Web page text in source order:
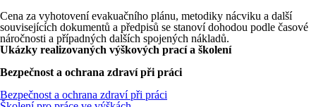
Cena za vyhotovení evakuačního plánu, metodiky nácviku a další
souvisejících dokumentů a předpisů se stanoví dohodou podle časové
náročnosti a případných dalších spojených nákladů.
Ukázky realizovaných výškových prací a školení
Bezpečnost a ochrana zdraví při práci
Bezpečnost a ochrana zdraví při práci